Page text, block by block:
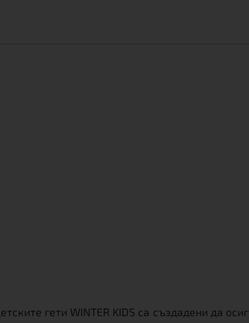
гети WINTER KIDS са създадени да